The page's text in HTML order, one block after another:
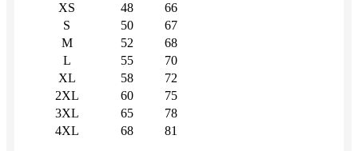
XS 48
66
S
50
67
M
52
68
L
55
70
XL
58
72
2XL
60
75
3XL
65
78
4XL
68 81